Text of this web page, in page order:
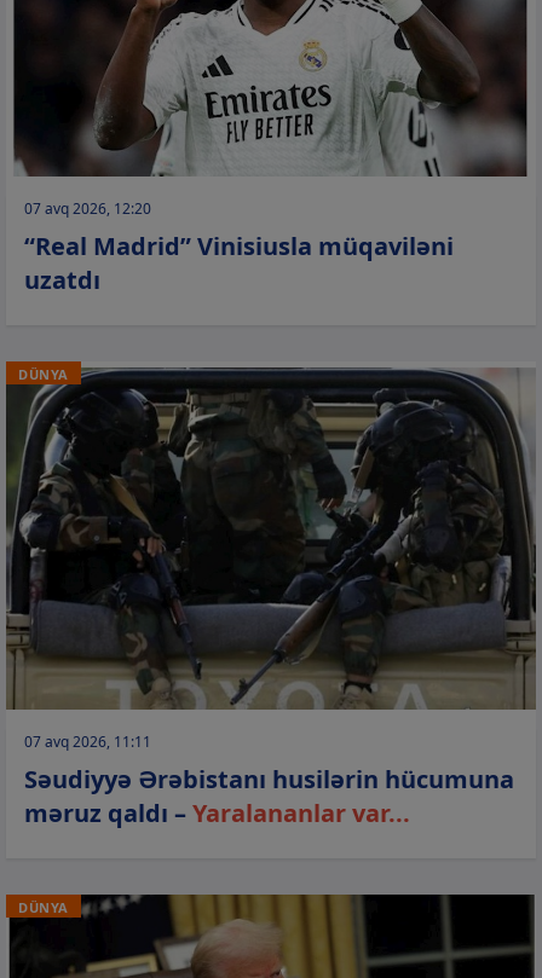
07 avq 2026, 12:20
“Real Madrid” Vinisiusla müqaviləni
uzatdı
DÜNYA
07 avq 2026, 11:11
Səudiyyə Ərəbistanı husilərin hücumuna
məruz qaldı –Yaralananlar var...
DÜNYA